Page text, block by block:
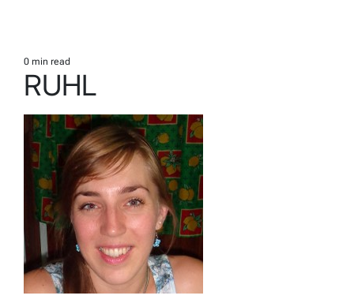
Estimated
read
time
0 min read
RUHL